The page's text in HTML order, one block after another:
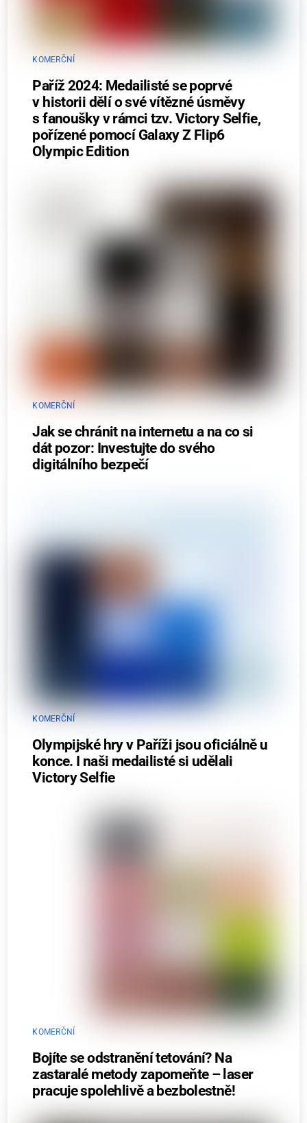
KOMERČNÍ
Paříž 2024: Medailisté se poprvé
v historii dělí o své vítězné úsměvy
s fanoušky v rámci tzv. Victory Selfie,
pořízené pomocí Galaxy Z Flip6
Olympic Edition
KOMERČNÍ
Jak se chránit na internetu a na co si
dát pozor: Investujte do svého
digitálního bezpečí
KOMERČNÍ
Olympijské hry v Paříži jsou oficiálně u
konce. I naši medailisté si udělali
Victory Selfie
KOMERČNÍ
Bojíte se odstranění tetování? Na
zastaralé metody zapomeňte – laser
pracuje spolehlivě a bezbolestně!